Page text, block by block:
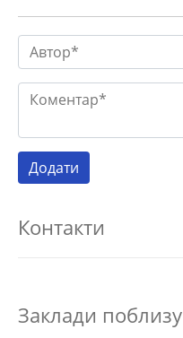
Контакти
Заклади поблизу